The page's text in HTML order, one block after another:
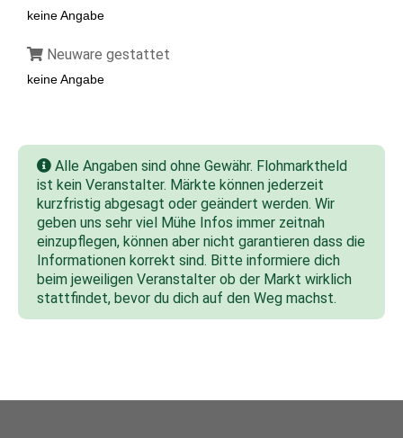
keine Angabe
Neuware gestattet
keine Angabe
Alle Angaben sind ohne Gewähr. Flohmarktheld
ist kein Veranstalter. Märkte können jederzeit
kurzfristig abgesagt oder geändert werden. Wir
geben uns sehr viel Mühe Infos immer zeitnah
einzupflegen, können aber nicht garantieren dass die
Informationen korrekt sind. Bitte informiere dich
beim jeweiligen Veranstalter ob der Markt wirklich
stattfindet, bevor du dich auf den Weg machst.